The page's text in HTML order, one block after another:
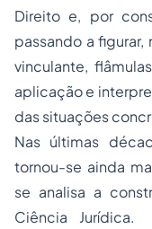
Direito e, por
passando a
vinculante,
aplicação e
das situações
Nas últimas
tornou-se ainda
se analisa a
Ciência